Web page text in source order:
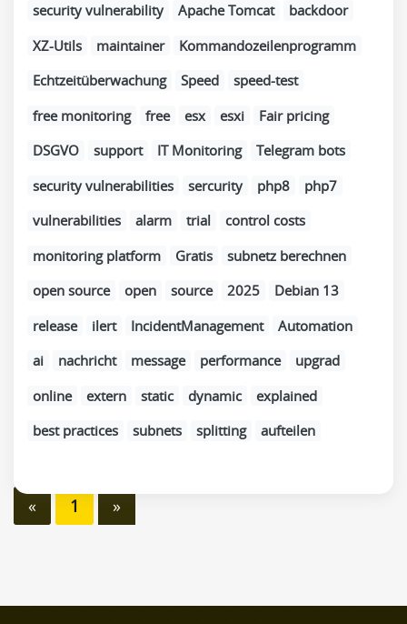
security vulnerability
Apache Tomcat
backdoor
XZ-Utils
maintainer
Kommandozeilenprogramm
Echtzeitüberwachung
Speed
speed-test
free monitoring
free esx esxi
Fair pricing
DSGVO
support IT Monitoring
Telegram bots
security vulnerabilities
sercurity php8
php7
vulnerabilities
alarm trial
control costs
monitoring platform
Gratis
subnetz berechnen
open source
open source 2025
Debian 13
release
ilert IncidentManagement
Automation
ai
nachricht message performance
upgrad
online
extern static dynamic
explained
best practices
subnets splitting aufteilen
« 1 »